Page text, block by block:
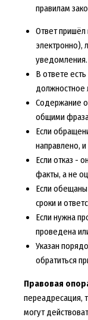
правилам
Ответ
электронно),
уведомления.
В ответе
Содержание
общими
Если
направлено,
Если отказ -
факты, а не
Если
сроки и
Если нужна
проведена
Указан
обратиться
Правовая
переадресация,
могут